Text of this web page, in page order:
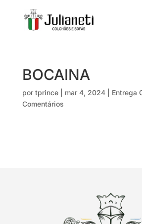
BOCAINA
por tprince| mar 4, 2024| Entrega
Comentários